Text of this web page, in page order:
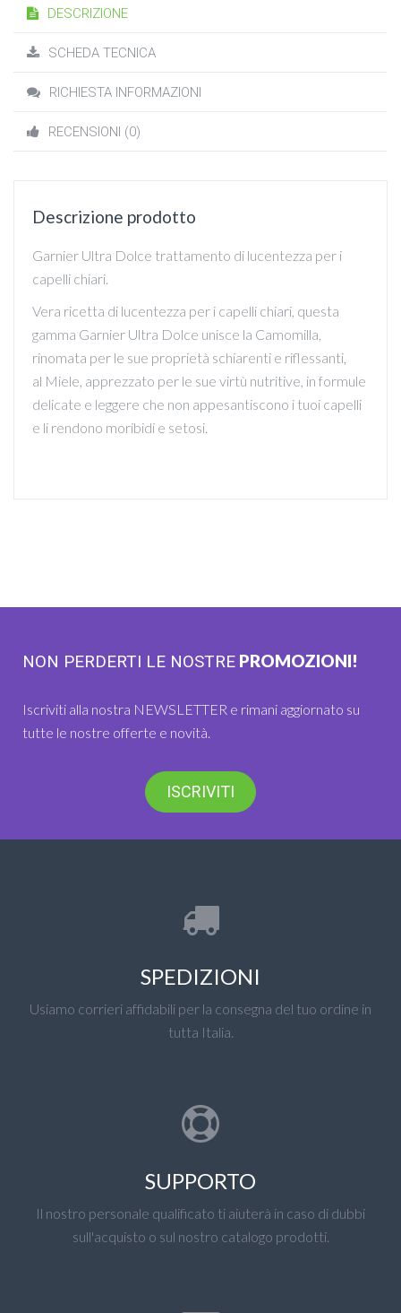
DESCRIZIONE
SCHEDA TECNICA
RICHIESTA INFORMAZIONI
RECENSIONI (0)
Descrizione prodotto
Garnier Ultra Dolce trattamento di lucentezza per i
capelli chiari.
Vera ricetta di lucentezza per i capelli chiari, questa
gamma Garnier Ultra Dolce unisce la Camomilla,
rinomata per le sue proprietà schiarenti e riflessanti,
al Miele, apprezzato per le sue virtù nutritive, in formule
delicate e leggere che non appesantiscono i tuoi capelli
e li rendono moribidi e setosi.
NON PERDERTI LE NOSTRE PROMOZIONI!
Iscriviti alla nostra NEWSLETTER e rimani aggiornato su
tutte le nostre offerte e novità.
ISCRIVITI
SPEDIZIONI
Usiamo corrieri affidabili per la consegna del tuo ordine in
tutta Italia.
SUPPORTO
Il nostro personale qualificato ti aiuterà in caso di dubbi
sull'acquisto o sul nostro catalogo prodotti.